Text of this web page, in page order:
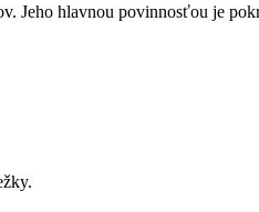
Jeho hlavnou povinnosťou je